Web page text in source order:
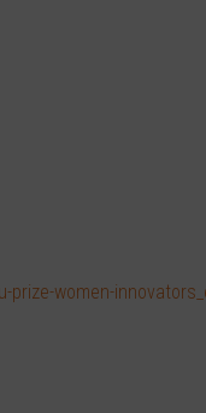
women-